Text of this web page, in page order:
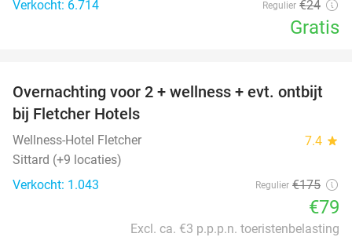
Verkocht: 6.714 Regulier €24
Gratis
55%
Overnachting voor 2 + wellness + evt. ontbijt
bij Fletcher Hotels
Wellness-Hotel Fletcher 7.4 star
Sittard (+9 locaties)
Verkocht: 1.043
Regulier €175
€79
Excl. ca. €3 p.p.p.n. toeristenbelasting